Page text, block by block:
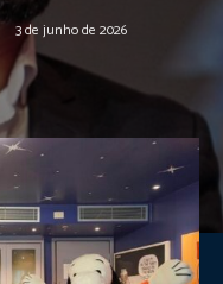
3 de junho de 2026